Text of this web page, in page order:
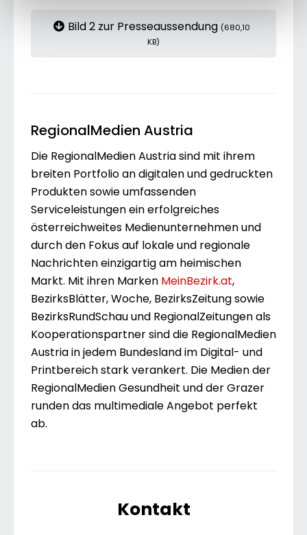
Bild 2 zur Presseaussendung (680,10
KB)
RegionalMedien Austria
Die RegionalMedien Austria sind mit ihrem
breiten Portfolio an digitalen und gedruckten
Produkten sowie umfassenden
Serviceleistungen ein erfolgreiches
österreichweites Medienunternehmen und
durch den Fokus auf lokale und regionale
Nachrichten einzigartig am heimischen
Markt. Mit ihren Marken MeinBezirk.at,
BezirksBlätter, Woche, BezirksZeitung sowie
BezirksRundSchau und RegionalZeitungen als
Kooperationspartner sind die RegionalMedien
Austria in jedem Bundesland im Digital- und
Printbereich stark verankert. Die Medien der
RegionalMedien Gesundheit und der Grazer
runden das multimediale Angebot perfekt
ab.
Kontakt